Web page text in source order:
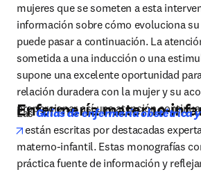
mujeres que se someten a esta
información sobre cómo evoluciona su
puede pasar a continuación. La
sometida a una inducción o una
supone una excelente oportunidad
relación duradera con la mujer y su
proporcionar así una atención
Enfermería materno-
Las Guías de enfermería obstétrica
opens in new tab/window
están escritas por destacadas
materno-infantil. Estas monografías
práctica fuente de información y